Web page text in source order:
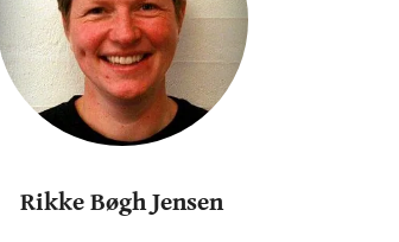
Rikke Bøgh Jensen